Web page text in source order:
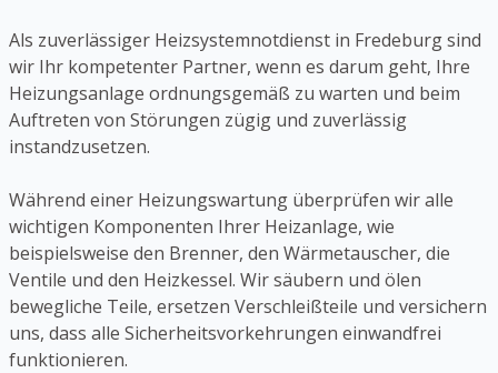
Als zuverlässiger Heizsystemnotdienst in Fredeburg sind
wir Ihr kompetenter Partner, wenn es darum geht, Ihre
Heizungsanlage ordnungsgemäß zu warten und beim
Auftreten von Störungen zügig und zuverlässig
instandzusetzen.
Während einer Heizungswartung überprüfen wir alle
wichtigen Komponenten Ihrer Heizanlage, wie
beispielsweise den Brenner, den Wärmetauscher, die
Ventile und den Heizkessel. Wir säubern und ölen
bewegliche Teile, ersetzen Verschleißteile und versichern
uns, dass alle Sicherheitsvorkehrungen einwandfrei
funktionieren.